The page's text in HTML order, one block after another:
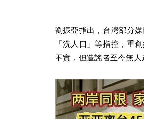
劉振亞指出，台灣部分
「洗人口」等指控，重
不實，但造謠者至今無人